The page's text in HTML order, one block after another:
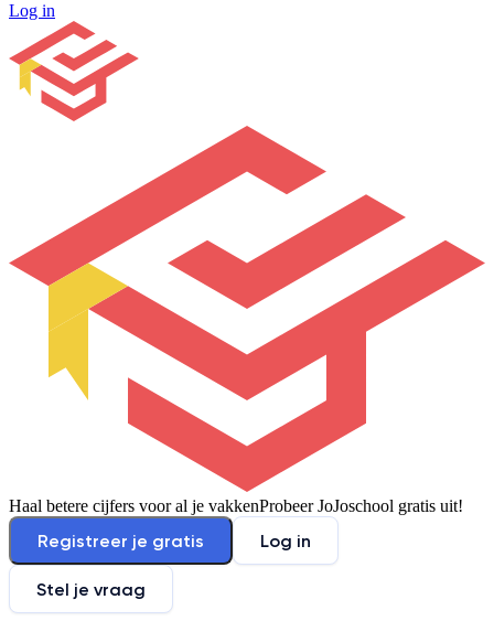
Log in
Haal betere cijfers voor al je vakkenProbeer JoJoschool gratis uit!
Registreer je gratis Log in
Stel je vraag